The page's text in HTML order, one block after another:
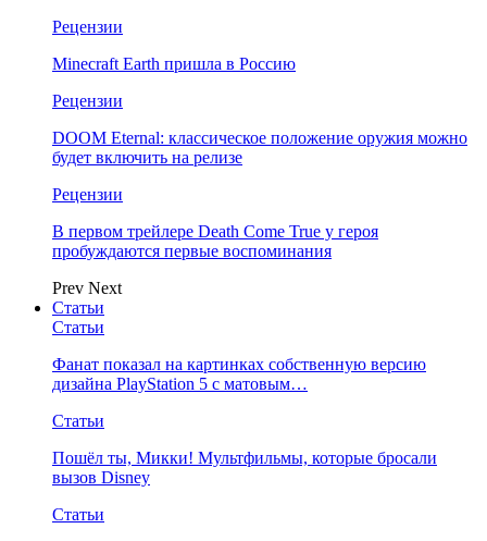
Рецензии
Minecraft Earth пришла в Россию
Рецензии
DOOM Eternal: классическое положение оружия можно
будет включить на релизе
Рецензии
В первом трейлере Death Come True у героя
пробуждаются первые воспоминания
Prev Next
Статьи
Статьи
Фанат показал на картинках собственную версию
дизайна PlayStation 5 с матовым…
Статьи
Пошёл ты, Микки! Мультфильмы, которые бросали
вызов Disney
Статьи